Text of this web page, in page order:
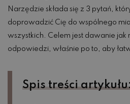
Narzędzie składa się z 3 pytań,
doprowadzić Cię do wspólnego
wszystkich. Celem jest dawanie jak
odpowiedzi, właśnie po to, aby
Spis treści